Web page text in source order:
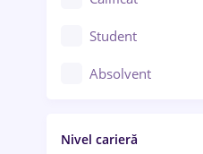
Construcții /
Controlul calității
Educație / Training
Student
Absolvent
Nivel carieră